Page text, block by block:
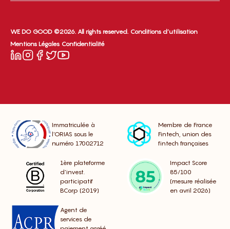
WE DO GOOD ©2026. All rights reserved. Conditions d’utilisation
Mentions Légales Confidentialité
Immatriculée à
l’ORIAS sous le
numéro 17002712
Membre de France
Fintech, union des
fintech françaises
1ère plateforme
d’invest.
participatif
BCorp (2019)
Impact Score
85/100
(mesure réalisée
en avril 2026)
Agent de
services de